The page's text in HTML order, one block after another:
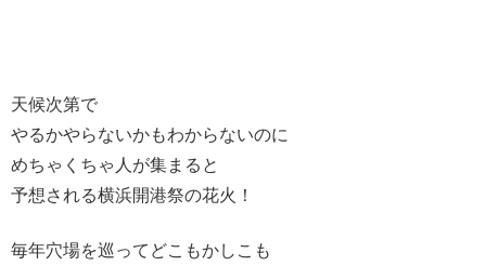
天候次第で
やるかやらないかもわからないのに
めちゃくちゃ人が集まると
予想される横浜開港祭の花火！
毎年穴場を巡ってどこもかしこも